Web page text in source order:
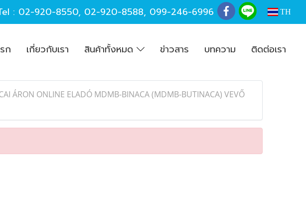
: 02-920-8550, 02-920-8588, 099-246-6996 TH
ก เกี่ยวกับเรา สินค้าทั้งหมด ข่าวสาร บทความ ติดต่อเรา
ÁRON ONLINE ELADÓ MDMB-BINACA (MDMB-BUTINACA) VEVŐ